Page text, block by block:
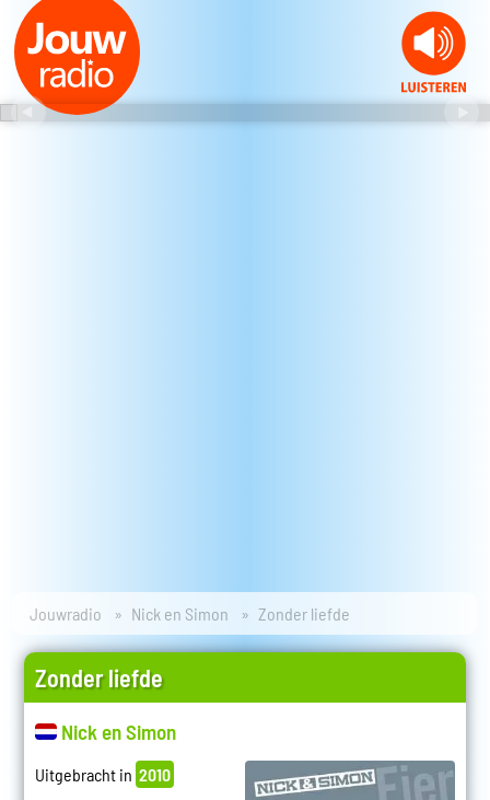
Jouwradio Nick en Simon Zonder liefde
Zonder liefde
Nick en Simon
Uitgebracht in 2010